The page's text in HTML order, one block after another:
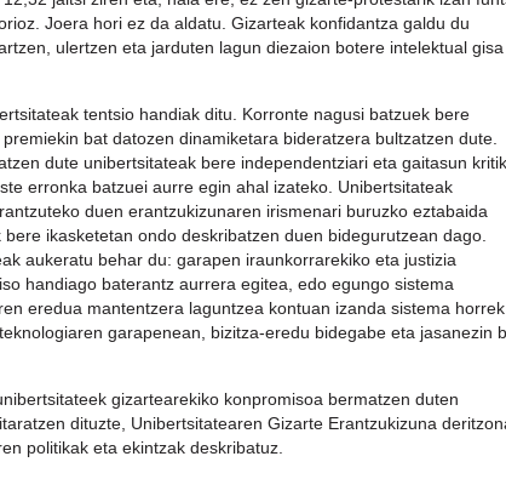
Joera hori ez da aldatu. Gizarteak konfidantza galdu du
ulertzen eta jarduten lagun diezaion botere intelektual gisa
tentsio handiak ditu. Korronte nagusi batzuek bere
bat datozen dinamiketara bideratzera bultzatzen dute.
dute unibertsitateak bere independentziari eta gaitasun
erronka batzuei aurre egin ahal izateko. Unibertsitateak
duen erantzukizunaren irismenari buruzko eztabaida
ikasketetan ondo deskribatzen duen bidegurutzean dago.
aukeratu behar du: garapen iraunkorrarekiko eta justizia
handiago baterantz aurrera egitea, edo egungo sistema
eredua mantentzera laguntzea kontuan izanda sistema horrek
garapenean, bizitza-eredu bidegabe eta jasanezin
gizartearekiko konpromisoa bermatzen duten
dituzte, Unibertsitatearen Gizarte Erantzukizuna
politikak eta ekintzak deskribatuz.